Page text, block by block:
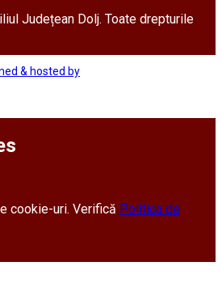
Județean Dolj. Toate drepturile
& hosted by
cookie-uri. Verifică Politica de